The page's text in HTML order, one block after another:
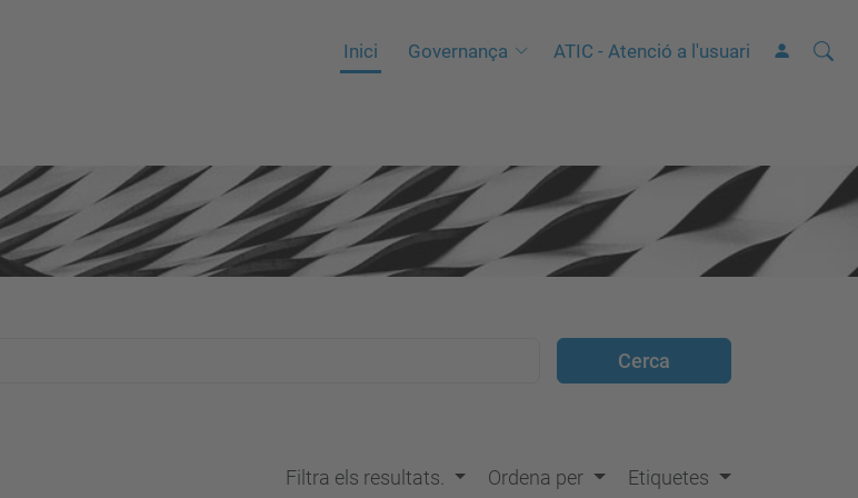
Inici Governança ATIC - Atenció a l'usuari Cerca
C
a
Filtra els resultats. Ordena per Etiquetes